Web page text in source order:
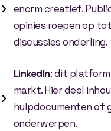
enorm creatief.
opinies roepen op
discussies onderling.
LinkedIn: dit platform
markt. Hier deel
hulpdocumenten of
onderwerpen.